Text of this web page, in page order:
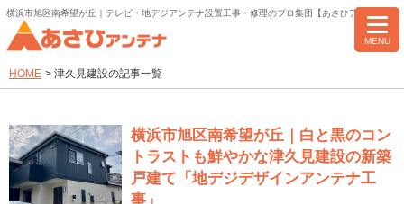
横浜市旭区南希望が丘｜テレビ・地デジアンテナ設置工事・修理のプロ集団【あさひアンテナ】
MENU
HOME > 津久見建設の記事一覧
横浜市旭区南希望が丘｜白と黒のコン
トラストも鮮やかな津久見建設の新築
戸建て「地デジデザインアンテナ工
事」